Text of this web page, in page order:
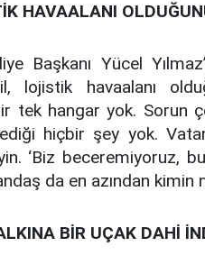
HAVAALANI
Başkanı Yücel
lojistik havaalanı
tek hangar yok. Sorun
hiçbir şey yok.
‘Biz beceremiyoruz,
da en azından kimin
BİR UÇAK DAHİ